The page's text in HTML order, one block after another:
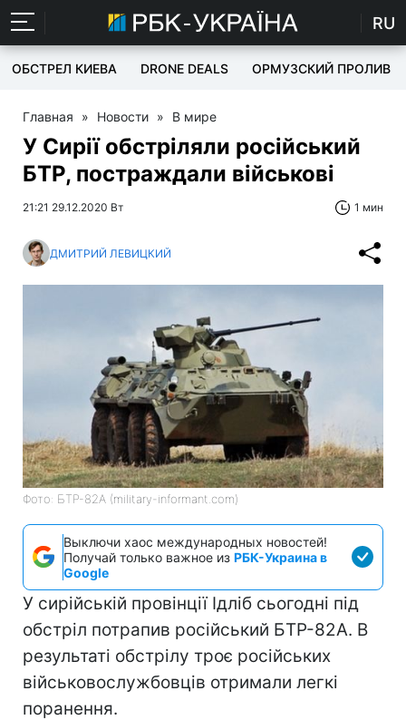
RU
ОБСТРЕЛ КИЕВА DRONE DEALS ОРМУЗСКИЙ ПРОЛИВ
Главная » Новости » В мире
У Сирії обстріляли російський
БТР, постраждали військові
21:21 29.12.2020 Вт 1 мин
ДМИТРИЙ ЛЕВИЦКИЙ
Фото: БТР-82А (military-informant.com)
Выключи хаос международных новостей!
Получай только важное из РБК-Украина в
Google
У сирійській провінції Ідліб сьогодні під
обстріл потрапив російський БТР-82А. В
результаті обстрілу троє російських
військовослужбовців отримали легкі
поранення.